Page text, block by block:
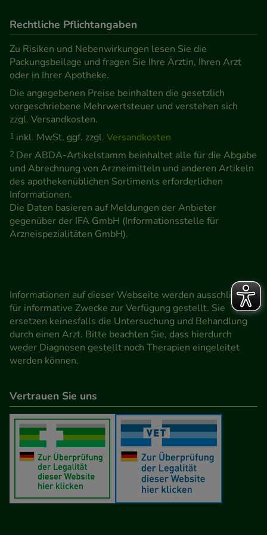
Rechtliche Pflichtangaben
Zu Risiken und Nebenwirkungen lesen Sie die
Packungsbeilage und fragen Sie Ihre Ärztin, Ihren Arzt
oder in Ihrer Apotheke.
Die angegebenen Preise beinhalten die gesetzlich
vorgeschriebene Mehrwertsteuer und verstehen sich
zzgl. Versandkosten.
1 inkl. MwSt. ggf. zzgl. Versandkosten
2 Der ABDA-Artikelstamm beinhaltet alle für die Abgabe
und Abrechnung von Arzneimitteln und anderen Artikeln
des apothekenüblichen Sortiments erforderlichen
Informationen.
Die Daten basieren auf Meldungen der Anbieter
gegenüber der IFA GmbH (Informationsstelle für
Arzneispezialitäten GmbH).
Informationen auf dieser Webseite werden ausschließlich
für informative Zwecke zur Verfügung gestellt. Sie
ersetzen keinesfalls die Untersuchung und Behandlung
durch einen Arzt. Bitte beachten Sie, dass hierdurch
weder Diagnosen gestellt noch Therapien eingeleitet
werden können.
Vertrauen Sie uns